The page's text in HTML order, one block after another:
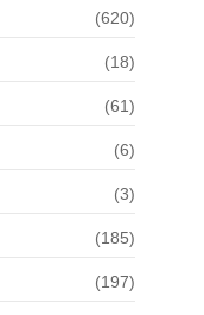
(620)
(18)
(61)
(6)
(3)
(185)
(197)